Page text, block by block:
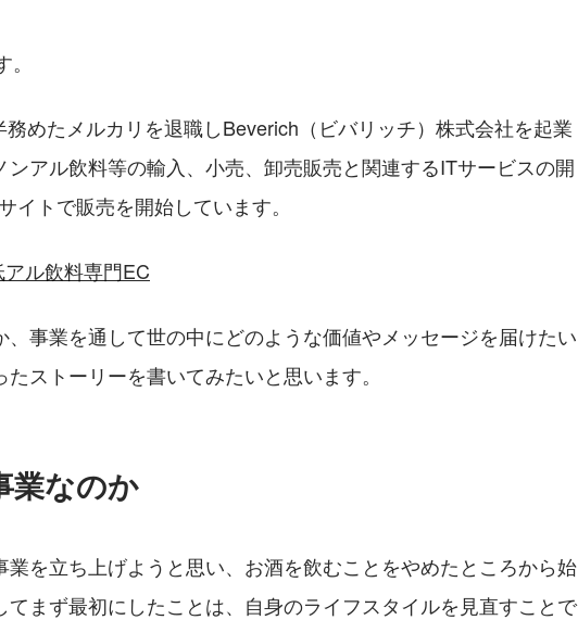
めたメルカリを退職しBeverich（ビバリッチ）株式会社を起業
ンアル飲料等の輸入、小売、卸売販売と関連するITサービスの開
イトで販売を開始しています。
ル飲料専門EC
、事業を通して世の中にどのような価値やメッセージを届けたい
ストーリーを書いてみたいと思います。
業なのか
業を立ち上げようと思い、お酒を飲むことをやめたところから始
てまず最初にしたことは、自身のライフスタイルを見直すことで